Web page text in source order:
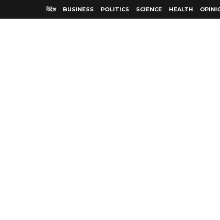
विदेश BUSINESS POLITICS SCIENCE HEALTH